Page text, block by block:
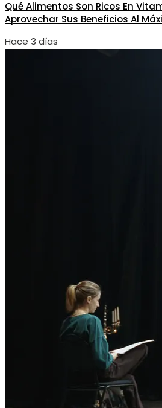
Qué Alimentos Son Ricos En
Aprovechar Sus Beneficios Al
Hace 3 días